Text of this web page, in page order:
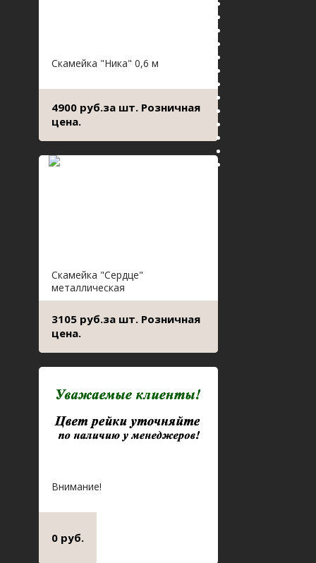
Скамейка "Ника" 0,6 м
4900 руб.за шт. Розничная
цена.
Скамейка "Сердце"
металлическая
3105 руб.за шт. Розничная
цена.
Внимание!
0 руб.